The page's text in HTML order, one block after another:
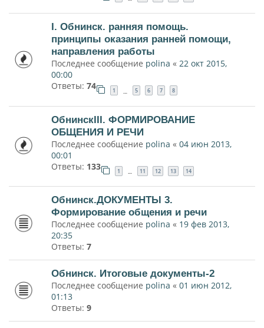
I. Обнинск. ранняя помощь.
принципы оказания ранней помощи,
направления работы
Последнее сообщение polina « 22 окт 2015,
00:00
Ответы: 74 1 5 6 7 8
ОбнинскIII. ФОРМИРОВАНИЕ
ОБЩЕНИЯ И РЕЧИ
Последнее сообщение polina « 04 июн 2013,
00:01
Ответы: 133 1 … 11 12 13 14
Обнинск.ДОКУМЕНТЫ 3.
Формирование общения и речи
Последнее сообщение polina « 19 фев 2013,
20:35
Ответы: 7
Обнинск. Итоговые документы-2
Последнее сообщение polina « 01 июн 2012,
01:13
Ответы: 9